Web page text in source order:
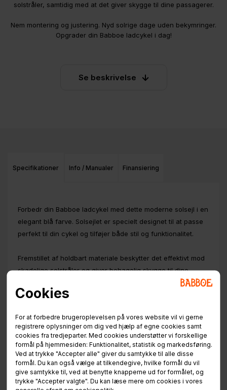
Cookies
For at forbedre brugeroplevelsen på vores website vil vi gerne
registrere oplysninger om dig ved hjælp af egne cookies samt
cookies fra tredjeparter. Med cookies understøtter vi forskellige
formål på hjemmesiden: Funktionalitet, statistik og markedsføring.
Ved at trykke "Accepter alle" giver du samtykke til alle disse
formål. Du kan også vælge at tilkendegive, hvilke formål du vil
give samtykke til, ved at benytte knapperne ud for formålet, og
trykke "Accepter valgte". Du kan læse mere om cookies i vores
solstråler, samtidig med at det giver skygge til dine passagerer.
Nem montering og justering. Nyd solrige dage uden bekymringer.
Opgrader din Babboe ladcykel i dag!
Se beskrivelse
Specifikationer Info / Manualer Finansiering
Forbedr din Babboe ladcykel med dette moderne solsejl i en
elegant blå farve. Solsejlet er specielt designet til at passe
perfekt til din cykel og tilføjer både stil og funktionalitet.
Fremstillet af holdbart materiale beskytter det effektivt mod
skadelige solstråler og giver behagelig skygge til dine
brugeroplevelse. Uanset om du kører på en solrig dag eller
beskytter mod let regn, giver dette solsejl den ekstra
komfort, du har brug for.
Gå ikke glip af chancen for at opgradere din Babboe
ladcykel med dette fantastiske solsejl i dag og oplev en